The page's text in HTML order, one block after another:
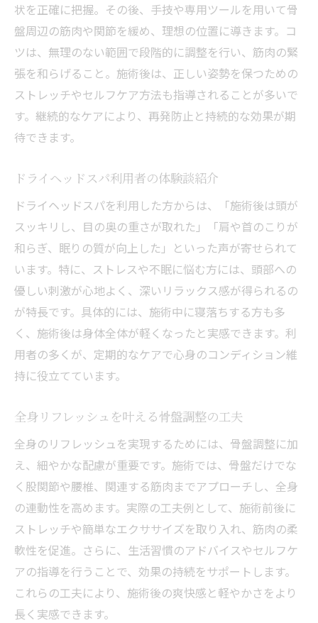
状を正確に把握。その後、手技や専用ツールを用いて骨
盤周辺の筋肉や関節を緩め、理想の位置に導きます。コ
ツは、無理のない範囲で段階的に調整を行い、筋肉の緊
張を和らげること。施術後は、正しい姿勢を保つための
ストレッチやセルフケア方法も指導されることが多いで
す。継続的なケアにより、再発防止と持続的な効果が期
待できます。
ドライヘッドスパ利用者の体験談紹介
ドライヘッドスパを利用した方からは、「施術後は頭が
スッキリし、目の奥の重さが取れた」「肩や首のこりが
和らぎ、眠りの質が向上した」といった声が寄せられて
います。特に、ストレスや不眠に悩む方には、頭部への
優しい刺激が心地よく、深いリラックス感が得られるの
が特長です。具体的には、施術中に寝落ちする方も多
く、施術後は身体全体が軽くなったと実感できます。利
用者の多くが、定期的なケアで心身のコンディション維
持に役立てています。
全身リフレッシュを叶える骨盤調整の工夫
全身のリフレッシュを実現するためには、骨盤調整に加
え、細やかな配慮が重要です。施術では、骨盤だけでな
く股関節や腰椎、関連する筋肉までアプローチし、全身
の連動性を高めます。実際の工夫例として、施術前後に
ストレッチや簡単なエクササイズを取り入れ、筋肉の柔
軟性を促進。さらに、生活習慣のアドバイスやセルフケ
アの指導を行うことで、効果の持続をサポートします。
これらの工夫により、施術後の爽快感と軽やかさをより
長く実感できます。